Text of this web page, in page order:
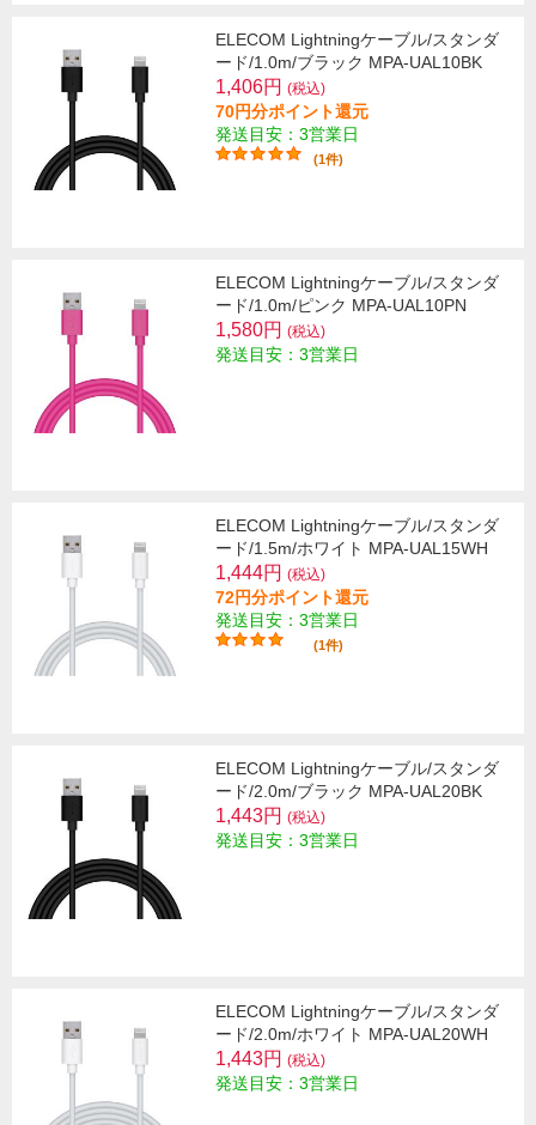
ELECOM Lightningケーブル/スタンダ
ード/1.0m/ブラック MPA-UAL10BK
1,406円 (税込)
70円分ポイント還元
発送目安：3営業日
(1件)
ELECOM Lightningケーブル/スタンダ
ード/1.0m/ピンク MPA-UAL10PN
1,580円 (税込)
発送目安：3営業日
ELECOM Lightningケーブル/スタンダ
ード/1.5m/ホワイト MPA-UAL15WH
1,444円 (税込)
72円分ポイント還元
発送目安：3営業日
(1件)
ELECOM Lightningケーブル/スタンダ
ード/2.0m/ブラック MPA-UAL20BK
1,443円 (税込)
発送目安：3営業日
ELECOM Lightningケーブル/スタンダ
ード/2.0m/ホワイト MPA-UAL20WH
1,443円 (税込)
発送目安：3営業日